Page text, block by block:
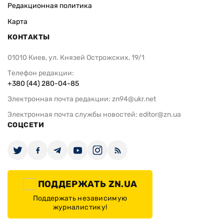
Редакционная политика
Карта
КОНТАКТЫ
01010 Киев, ул. Князей Острожских, 19/1
Телефон редакции:
+380 (44) 280-04-85
Электронная почта редакции: zn94@ukr.net
Электронная почта службы новостей: editor@zn.ua
СОЦСЕТИ
ПОДДЕРЖАТЬ ZN.UA
Поддержать независимую
журналистику!